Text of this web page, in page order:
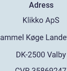
Adress